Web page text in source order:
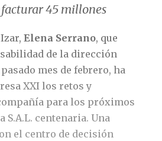
45 millones
Elena Serrano, que
de la dirección
mes de febrero, ha
XXI los retos y
para los próximos
S.A.L. centenaria. Una
el centro de decisión